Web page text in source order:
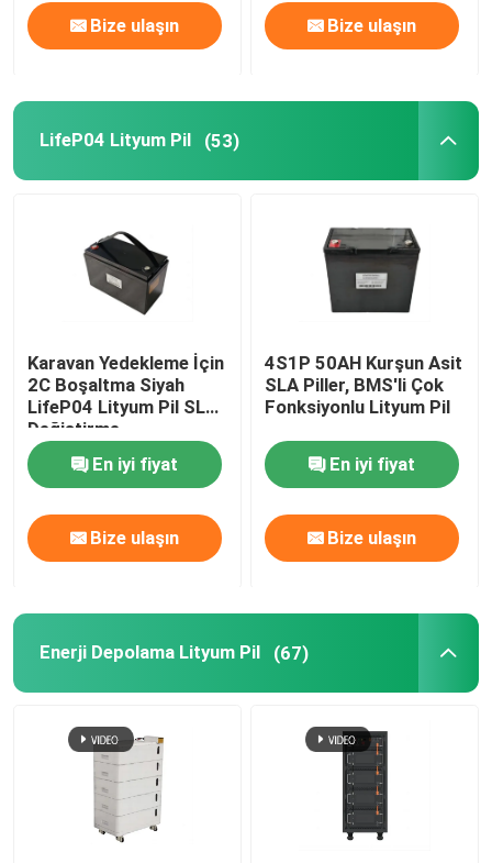
Bize ulaşın Bize ulaşın
LifeP04 Lityum Pil (53)
Karavan Yedekleme İçin
2C Boşaltma Siyah
LifeP04 Lityum Pil SLA
Değiştirme
En iyi fiyat
Bize ulaşın
4S1P 50AH Kurşun Asit
SLA Piller, BMS'li Çok
Fonksiyonlu Lityum Pil
En iyi fiyat
Bize ulaşın
Enerji Depolama Lityum Pil (67)